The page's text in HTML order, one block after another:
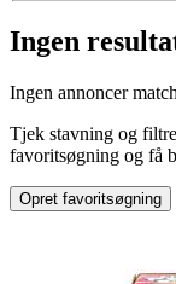
My
Ingen
Ingen annoncer
Tjek stavning og
favoritsøgning og få
Opret favoritsøgning